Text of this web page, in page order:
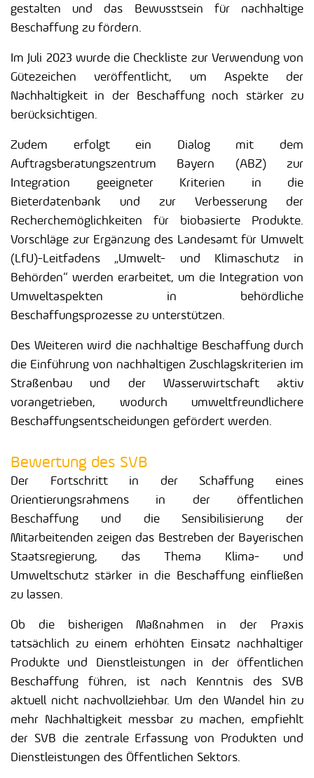
gestalten und das Bewusstsein für nachhaltige
Beschaffung zu fördern.
Im Juli 2023 wurde die Checkliste zur Verwendung von
Gütezeichen veröffentlicht, um Aspekte der
Nachhaltigkeit in der Beschaffung noch stärker zu
berücksichtigen.
Zudem erfolgt ein Dialog mit dem
Auftragsberatungszentrum Bayern (ABZ) zur
Integration geeigneter Kriterien in die
Bieterdatenbank und zur Verbesserung der
Recherchemöglichkeiten für biobasierte Produkte.
Vorschläge zur Ergänzung des Landesamt für Umwelt
(LfU)-Leitfadens „Umwelt- und Klimaschutz in
Behörden“ werden erarbeitet, um die Integration von
Umweltaspekten in behördliche
Beschaffungsprozesse zu unterstützen.
Des Weiteren wird die nachhaltige Beschaffung durch
die Einführung von nachhaltigen Zuschlagskriterien im
Straßenbau und der Wasserwirtschaft aktiv
vorangetrieben, wodurch umweltfreundlichere
Beschaffungsentscheidungen gefördert werden.
Bewertung des SVB
Der Fortschritt in der Schaffung eines
Orientierungsrahmens in der öffentlichen
Beschaffung und die Sensibilisierung der
Mitarbeitenden zeigen das Bestreben der Bayerischen
Staatsregierung, das Thema Klima- und
Umweltschutz stärker in die Beschaffung einfließen
zu lassen.
Ob die bisherigen Maßnahmen in der Praxis
tatsächlich zu einem erhöhten Einsatz nachhaltiger
Produkte und Dienstleistungen in der öffentlichen
Beschaffung führen, ist nach Kenntnis des SVB
aktuell nicht nachvollziehbar. Um den Wandel hin zu
mehr Nachhaltigkeit messbar zu machen, empfiehlt
der SVB die zentrale Erfassung von Produkten und
Dienstleistungen des Öffentlichen Sektors.